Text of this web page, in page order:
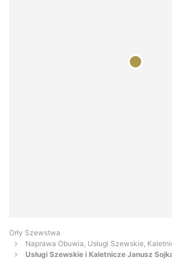
Orły Szewstwa
Naprawa Obuwia, Usługi Szewskie,
Usługi Szewskie i Kaletnicze Janusz